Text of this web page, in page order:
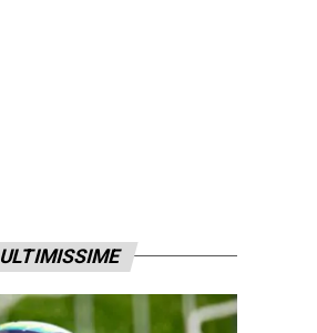
ULTIMISSIME